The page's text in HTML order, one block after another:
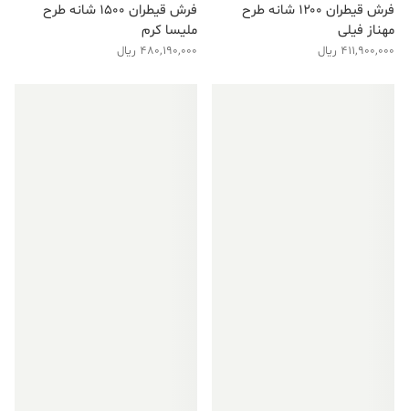
فرش قیطران ۱۲۰۰ شانه طرح
مهناز فیلی
411,900,000 ریال
فرش قیطران ۱۵۰۰ شانه طرح
ملیسا کرم
480,190,000 ریال